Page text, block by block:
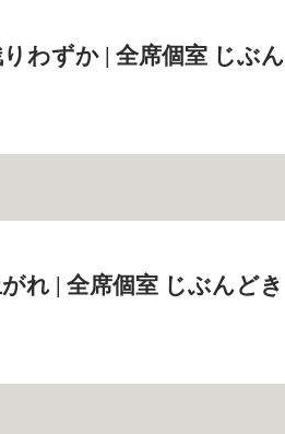
わずか | 全席個室 じぶん
れ | 全席個室 じぶんどき